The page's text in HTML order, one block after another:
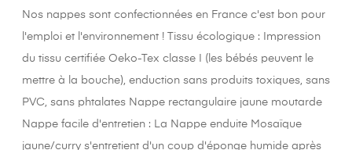
Nos nappes sont confectionnées en France c'est bon pour
l'emploi et l'environnement ! Tissu écologique : Impression
du tissu certifiée Oeko-Tex classe I (les bébés peuvent le
mettre à la bouche), enduction sans produits toxiques, sans
PVC, sans phtalates Nappe rectangulaire jaune moutarde
Nappe facile d'entretien : La Nappe enduite Mosaïque
jaune/curry s'entretient d'un coup d'éponge humide après